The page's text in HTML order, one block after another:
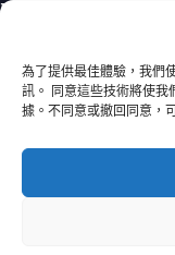
為了提供最佳體驗，我們
訊。 同意這些技術將使我
據。不同意或撤回同意，
聯繫我們